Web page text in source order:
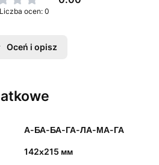
Liczba ocen: 0
Oceń i opisz
А-БА-БА-ГА-ЛА-МА-ГА
142х215 мм